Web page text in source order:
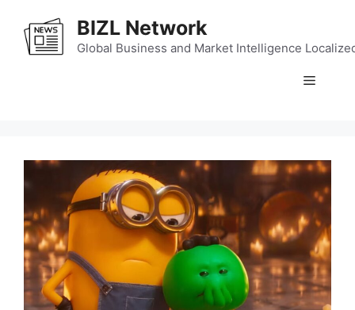
content
BIZL Network
Global Business and Market Intelligence
Menu